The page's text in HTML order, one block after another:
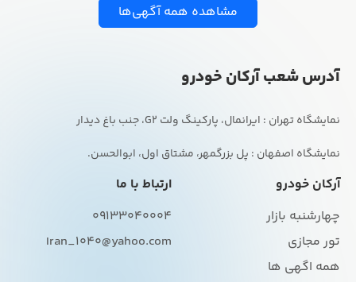
مشاهده همه آگهی‌ها
آدرس شعب آرکان خودرو
نمایشگاه اصفهان : پل بزرگمهر، مشتاق اول، ابوالحسن.
آرکان خودرو
چهارشنبه بازار
تور مجازی
همه اگهی ها
ارتباط با ما
09133040004
Iran_1040@yahoo.com